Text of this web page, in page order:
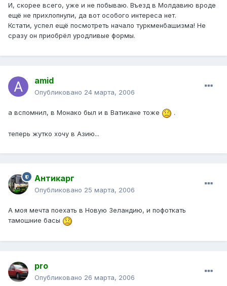
И, скорее всего, уже и не побываю. Въезд в Молдавию вроде
ещё не прихлопнули, да вот особого интереса нет.
Кстати, успел ещё посмотреть начало туркменбашизма! Не
сразу он приобрёл уродливые формы.
amid
Опубликовано 24 марта, 2006
а вспомнил, в Монако был и в Ватикане тоже .
теперь жутко хочу в Азию...
Антикарг
Опубликовано 25 марта, 2006
А моя мечта поехать в Новую Зеландию, и пофоткать
тамошние басы
pro
Опубликовано 26 марта, 2006